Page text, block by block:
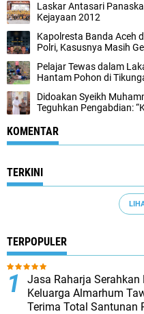
Laskar Antasari
Kejayaan 2012
Kapolresta Banda Aceh
Polri, Kasusnya Masih
Pelajar Tewas dalam
Hantam Pohon di
Didoakan Syeikh
Teguhkan Pengabdian:
KOMENTAR
TERKINI
TERPOPULER
Jasa Raharja Serahkan
Keluarga Almarhum
Terima Total Santunan